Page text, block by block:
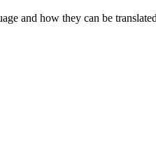
and how they can be